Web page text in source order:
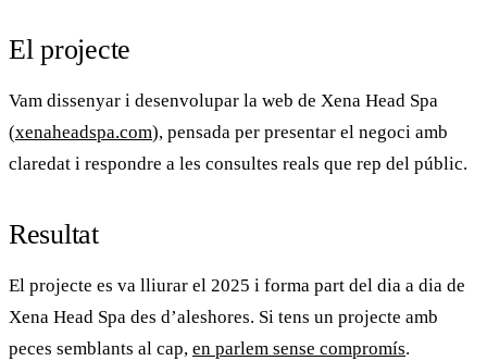
El projecte
Vam dissenyar i desenvolupar la web de Xena Head Spa
(xenaheadspa.com), pensada per presentar el negoci amb
claredat i respondre a les consultes reals que rep del públic.
Resultat
El projecte es va lliurar el 2025 i forma part del dia a dia de
Xena Head Spa des d’aleshores. Si tens un projecte amb
peces semblants al cap, en parlem sense compromís.